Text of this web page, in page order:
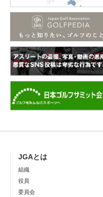
JGAとは
組織
役員
委員会